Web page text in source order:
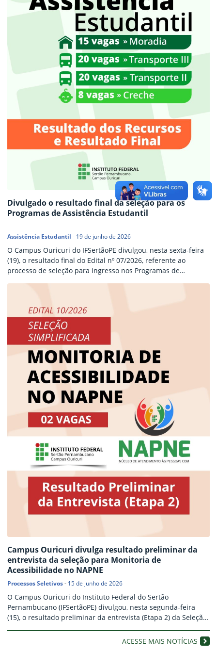
Divulgado o resultado final da seleção para os
Programas de Assistência Estudantil
Assistência Estudantil - 19 de junho de 2026
O Campus Ouricuri do IFSertãoPE divulgou, nesta sexta-feira
(19), o resultado final do Edital nº 07/2026, referente ao
processo de seleção para ingresso nos Programas de
pelos candidatos. Os documentos apresentam a relação dos
estudantes…
Campus Ouricuri divulga resultado preliminar da
entrevista da seleção para Monitoria de
Acessibilidade no NAPNE
Processos Seletivos- 15 de junho de 2026
O Campus Ouricuri do Instituto Federal do Sertão
Pernambucano (IFSertãoPE) divulgou, nesta segunda-feira
(15), o resultado preliminar da entrevista (Etapa 2) da Seleção
Atendimento às Pessoas com Necessidades Específicas
(NAPNE), regida pelo Edital nº 10/2026. A seleção oferta duas
ACESSE MAIS NOTÍCIAS